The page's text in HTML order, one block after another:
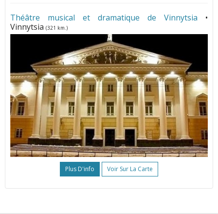
Théâtre musical et dramatique de Vinnytsia •
Vinnytsia (321 km.)
Plus D'info Voir Sur La Carte